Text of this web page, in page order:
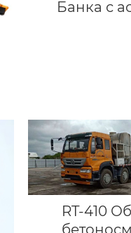
Банка с
RT-410